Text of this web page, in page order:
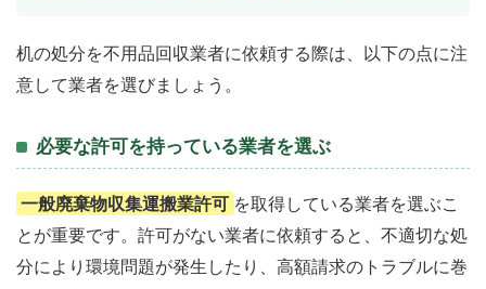
机の処分を不用品回収業者に依頼する際は、以下の点に注
意して業者を選びましょう。
必要な許可を持っている業者を選ぶ
一般廃棄物収集運搬業許可 を取得している業者を選ぶこ
とが重要です。許可がない業者に依頼すると、不適切な処
分により環境問題が発生したり、高額請求のトラブルに巻